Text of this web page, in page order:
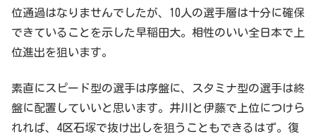
位通過はなりませんでしたが、10人の選手層は十分に確保
できていることを示した早稲田大。相性のいい全日本で上
位進出を狙います。
素直にスピード型の選手は序盤に、スタミナ型の選手は終
盤に配置していいと思います。井川と伊藤で上位につけら
れれば、4区石塚で抜け出しを狙うこともできるはず。復